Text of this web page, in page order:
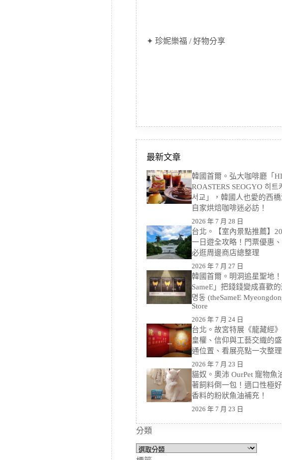
✦ 珍妮樂福 / 好物分享
最新文章
韓國首爾。弘大咖啡廳「
ROASTERS SEOGYO 히트
서교」，韓國人也愛的西橋
自家烘焙咖啡迷必訪！
2026 年 7 月 28 日
台北。【室內景點推薦】
一日遊全攻略！門票優惠
必逛周邊商店總整理
2026 年 7 月 27 日
韓國首爾。明洞追星聖地
SameE」把錢錢變成喜歡
명동 (theSameE
Store
2026 年 7 月 24 日
台北。故宮特展《龍藏經
皇權、信仰與工藝交織的
通位置、看展亮點一次整理
2026 年 7 月 23 日
貓奴。奧沛 OurPet 寵物魚
著飼料倒一包！適口性極
香料的粉狀魚油補充！
2026 年 7 月 23 日
分類
分